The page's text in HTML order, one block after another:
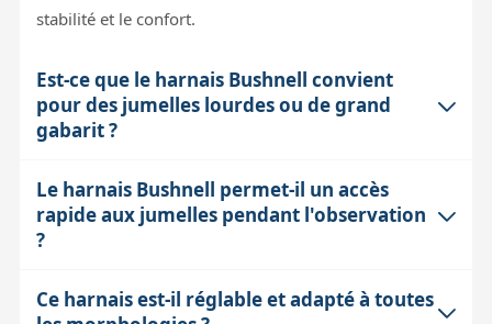
stabilité et le confort.
Est-ce que le harnais Bushnell convient
pour des jumelles lourdes ou de grand
gabarit ?
Oui, ce harnais est particulièrement adapté aux
jumelles moyennes et lourdes. Sa conception permet
de mieux répartir le poids, évitant la tension excessive
avec des modèles volumineux.
Le harnais Bushnell permet-il un accès
rapide aux jumelles pendant l'observation
?
Oui, grâce à ses clips de fixation rapides des deux
Ce harnais est-il réglable et adapté à toutes